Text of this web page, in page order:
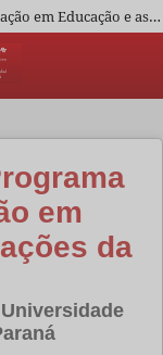
A proposta de um Programa de Pós-Graduação em Educação e as avaliações da CAPES